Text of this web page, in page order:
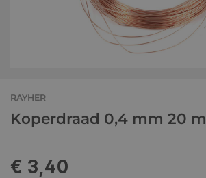
RAYHER
Koperdraad 0,4 mm 20 m
€ 3,40